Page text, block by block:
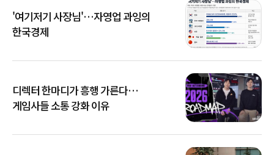
'여기저기 사장님'…자영업 과잉의
한국경제
디렉터 한마디가 흥행 가른다…
게임사들 소통 강화 이유